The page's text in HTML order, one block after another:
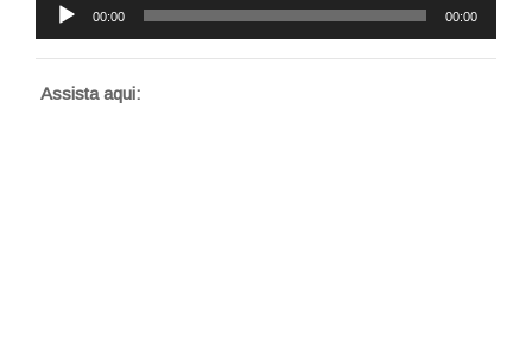
Reprodutor
de
áudio
00:00 00:00
Assista aqui: